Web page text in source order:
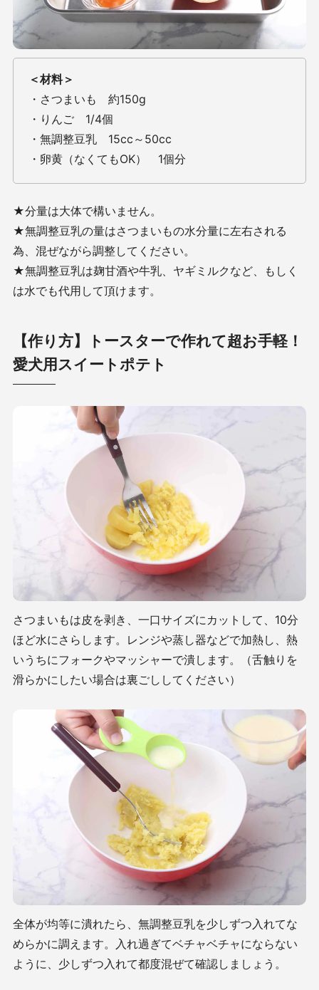
＜材料＞
・さつまいも 約150g
・りんご 1/4個
・無調整豆乳 15cc～50cc
・卵黄（なくてもOK） 1個分
★分量は大体で構いません。
★無調整豆乳の量はさつまいもの水分量に左右される
為、混ぜながら調整してください。
★無調整豆乳は麹甘酒や牛乳、ヤギミルクなど、もしく
は水でも代用して頂けます。
【作り方】トースターで作れて超お手軽！
愛犬用スイートポテト
さつまいもは皮を剥き、一口サイズにカットして、10分
ほど水にさらします。レンジや蒸し器などで加熱し、熱
いうちにフォークやマッシャーで潰します。（舌触りを
滑らかにしたい場合は裏ごししてください）
全体が均等に潰れたら、無調整豆乳を少しずつ入れてな
めらかに調えます。入れ過ぎてベチャベチャにならない
ように、少しずつ入れて都度混ぜて確認しましょう。